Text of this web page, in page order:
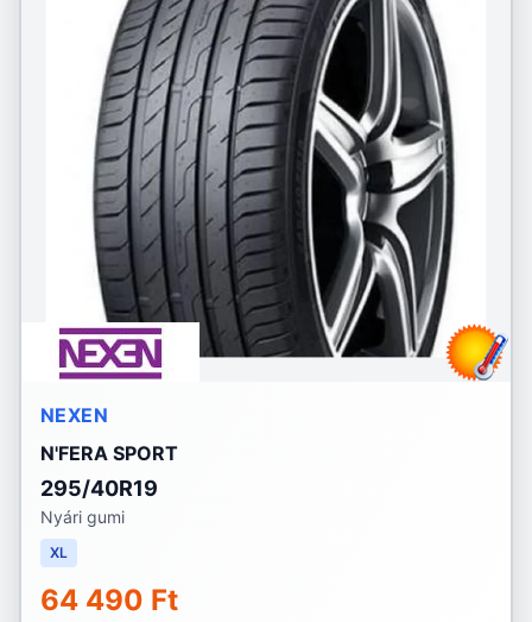
NEXEN
N'FERA SPORT
295/40R19
Nyári gumi
XL
64 490 Ft